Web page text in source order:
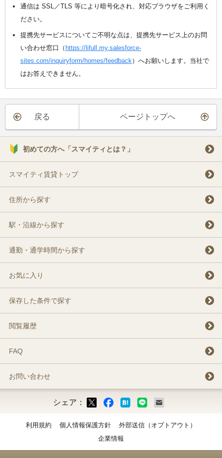
通信は SSL／TLS 等により暗号化され、対応ブラウザをご利用く
ださい。
提携先サービスについてご不明な点は、提携先サービス上のお問
い合わせ窓口（ https://lifull.my.salesforce-
sites.com/inquiryform/homes/feedback ）へお願いします。当社で
はお答えできません。
戻る ページトップへ
初めての方へ「スマイティとは？」
スマイティ賃貸トップ
住所から探す
駅・沿線から探す
通勤・通学時間から探す
お気に入り
保存した条件で探す
閲覧履歴
FAQ
お問い合わせ
シェア：
利用規約 個人情報保護方針
外部送信（オプトアウト）
企業情報